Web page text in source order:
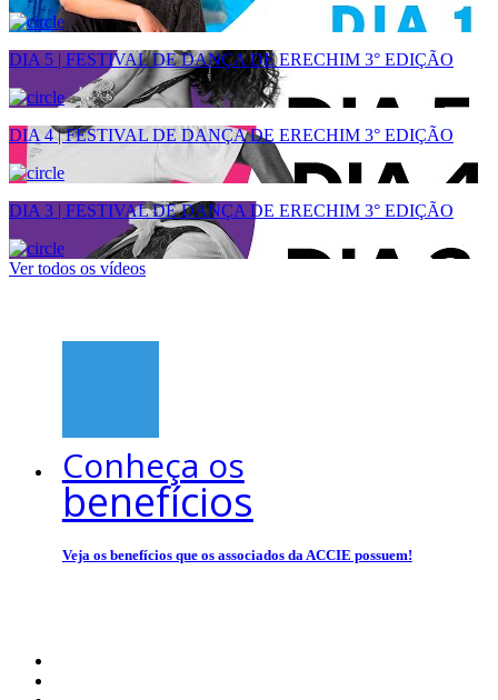
DIA 5 | FESTIVAL DE DANÇA DE ERECHIM 3° EDIÇÃO
DIA 4 | FESTIVAL DE DANÇA DE ERECHIM 3° EDIÇÃO
DIA 3 | FESTIVAL DE DANÇA DE ERECHIM 3° EDIÇÃO
Ver todos os vídeos
Conheça os
benefícios
Veja os benefícios que os associados da ACCIE possuem!